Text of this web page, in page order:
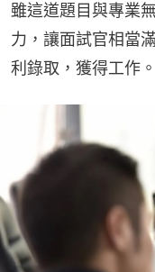
雖這道題目與專業
力，讓面試官相當
利錄取，獲得工作。